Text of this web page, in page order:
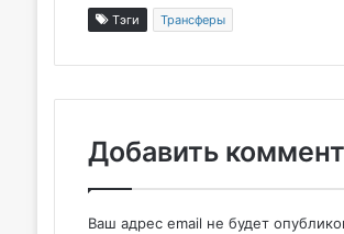
Тэги Трансферы
Добавить
Ваш адрес email не будет